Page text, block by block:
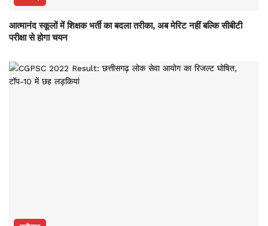
आत्मानंद स्कूलों में शिक्षक भर्ती का बदला तरीका, अब मेरिट नहीं बल्कि सीबीटी
परीक्षा से होगा चयन